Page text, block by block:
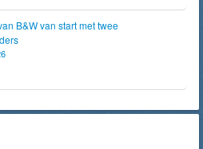
B&W van start met twee